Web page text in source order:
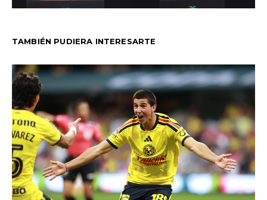
TAMBIÉN PUDIERA INTERESARTE